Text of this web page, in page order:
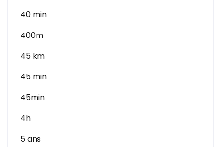
40 min
400m
45 km
45 min
45min
4h
5 ans